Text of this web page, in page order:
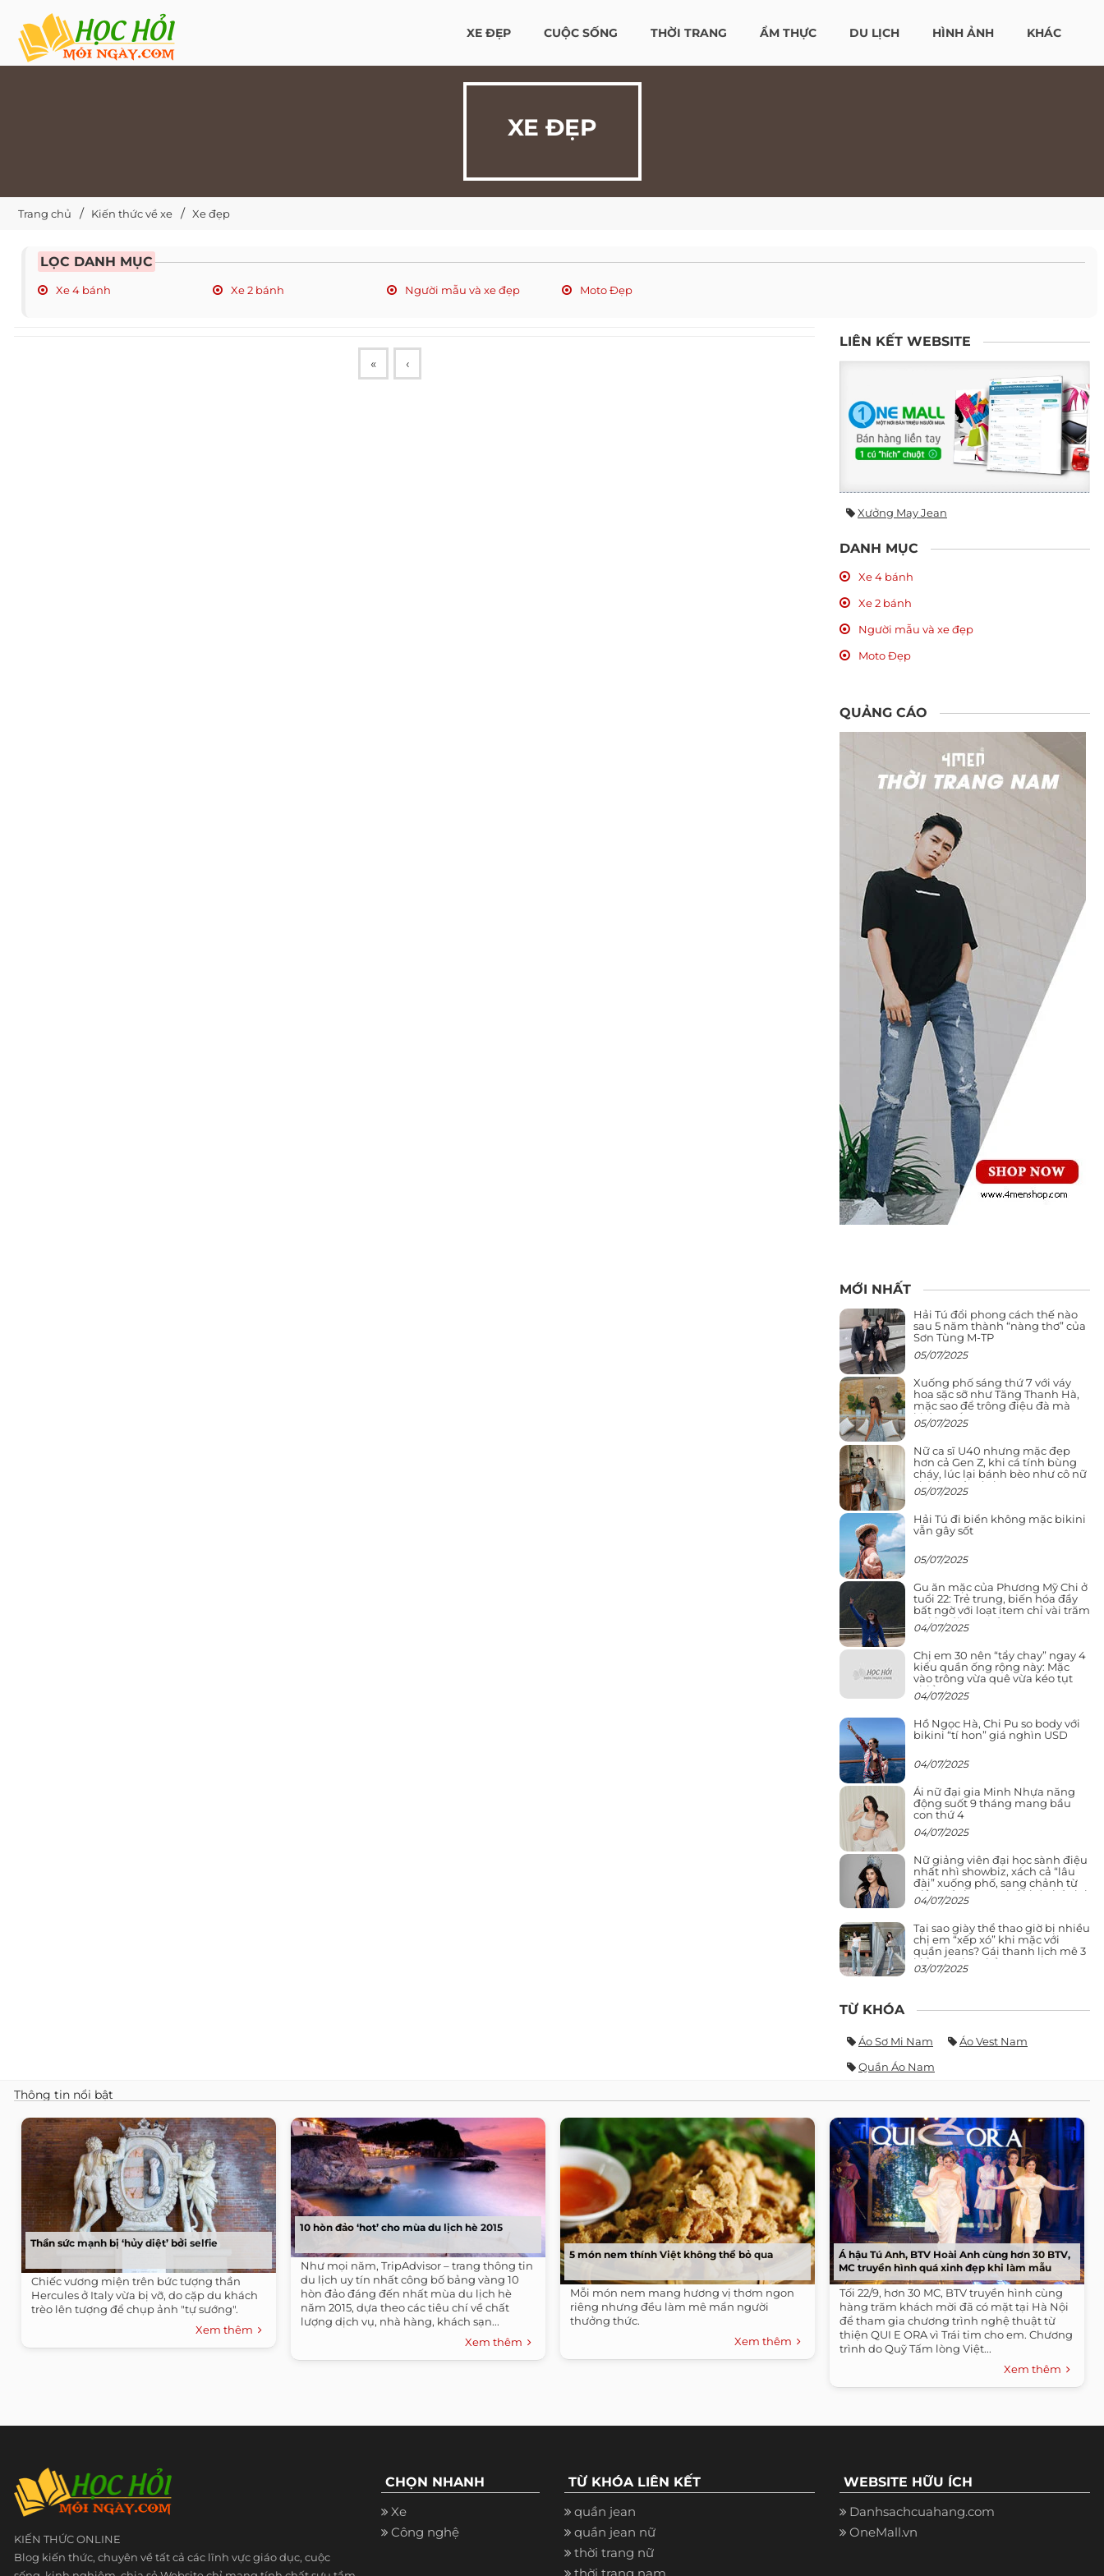
XE ĐẸP CUỘC SỐNG THỜI TRANG ẨM THỰC DU LỊCH HÌNH ẢNH KHÁC
XE ĐẸP
Trang chủ Kiến thức về xe Xe đẹp
LỌC DANH MỤC
Xe 4 bánh Xe 2 bánh Người mẫu và xe đẹp Moto Đẹp
« ‹
LIÊN KẾT WEBSITE
Xưởng May Jean
DANH MỤC
Xe 4 bánh
Xe 2 bánh
Người mẫu và xe đẹp
Moto Đẹp
QUẢNG CÁO
MỚI NHẤT
Hải Tú đổi phong cách thế nào
sau 5 năm thành “nàng thơ” của
Sơn Tùng M-TP
05/07/2025
Xuống phố sáng thứ 7 với váy
hoa sặc sỡ như Tăng Thanh Hà,
mặc sao để trông điệu đà mà
không sến
05/07/2025
Nữ ca sĩ U40 nhưng mặc đẹp
hơn cả Gen Z, khi cá tính bùng
cháy, lúc lại bánh bèo như cô nữ
chính ngôn tình
05/07/2025
Hải Tú đi biển không mặc bikini
vẫn gây sốt
05/07/2025
Gu ăn mặc của Phương Mỹ Chi ở
tuổi 22: Trẻ trung, biến hóa đầy
bất ngờ với loạt item chỉ vài trăm
nghìn đã mua được
04/07/2025
Chị em 30 nên “tẩy chay” ngay 4
kiểu quần ống rộng này: Mặc
vào trông vừa quê vừa kéo tụt
chiều cao
04/07/2025
Hồ Ngọc Hà, Chi Pu so body với
bikini “tí hon” giá nghìn USD
04/07/2025
Ái nữ đại gia Minh Nhựa năng
động suốt 9 tháng mang bầu
con thứ 4
04/07/2025
Nữ giảng viên đại học sành điệu
nhất nhì showbiz, xách cả “lâu
đài” xuống phố, sang chảnh từ
giảng đường ra phố khó ai đọ lại
04/07/2025
Tại sao giày thể thao giờ bị nhiều
chị em “xếp xó” khi mặc với
quần jeans? Gái thanh lịch mê 3
kiểu này hơn hẳn
03/07/2025
TỪ KHÓA
Áo Sơ Mi Nam
Áo Vest Nam
Quần Áo Nam
Thông tin nổi bật
Thần sức mạnh bị ‘hủy diệt’ bởi selfie
Chiếc vương miện trên bức tượng thần
Hercules ở Italy vừa bị vỡ, do cặp du khách
trèo lên tượng để chụp ảnh "tự sướng".
Xem thêm
10 hòn đảo ‘hot’ cho mùa du lịch hè 2015
Như mọi năm, TripAdvisor – trang thông tin
du lịch uy tín nhất công bố bảng vàng 10
hòn đảo đáng đến nhất mùa du lịch hè
năm 2015, dựa theo các tiêu chí về chất
lượng dịch vụ, nhà hàng, khách sạn...
Xem thêm
5 món nem thính Việt không thể bỏ qua
Mỗi món nem mang hương vị thơm ngon
riêng nhưng đều làm mê mẩn người
thưởng thức.
Xem thêm
Á hậu Tú Anh, BTV Hoài Anh cùng hơn 30 BTV,
MC truyền hình quá xinh đẹp khi làm mẫu
Tối 22/9, hơn 30 MC, BTV truyền hình cùng
hàng trăm khách mời đã có mặt tại Hà Nội
để tham gia chương trình nghệ thuật từ
thiện QUI E ORA vì Trái tim cho em. Chương
trình do Quỹ Tấm lòng Việt...
Xem thêm
KIẾN THỨC ONLINE
Blog kiến thức, chuyên về tất cả các lĩnh vực giáo dục, cuộc
CHỌN NHANH
Xe
Công nghệ
TỪ KHÓA LIÊN KẾT
quần jean
quần jean nữ
thời trang nữ
thời trang nam
WEBSITE HỮU ÍCH
Danhsachcuahang.com
OneMall.vn